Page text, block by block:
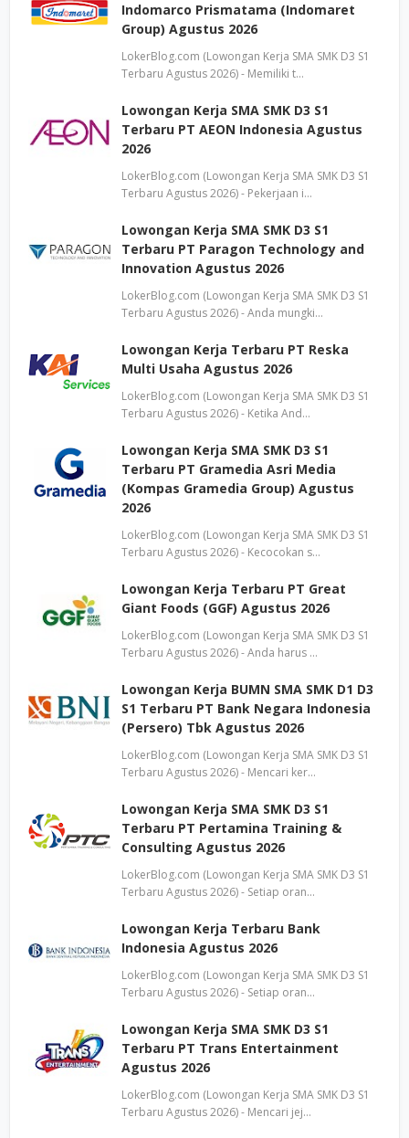
Indomarco Prismatama (Indomaret
Group) Agustus 2026
LokerBlog.com (Lowongan Kerja SMA SMK D3 S1
Terbaru Agustus 2026) - Memiliki t…
Lowongan Kerja SMA SMK D3 S1
Terbaru PT AEON Indonesia Agustus
2026
LokerBlog.com (Lowongan Kerja SMA SMK D3 S1
Terbaru Agustus 2026) - Pekerjaan i…
Lowongan Kerja SMA SMK D3 S1
Terbaru PT Paragon Technology and
Innovation Agustus 2026
LokerBlog.com (Lowongan Kerja SMA SMK D3 S1
Terbaru Agustus 2026) - Anda mungki…
Lowongan Kerja Terbaru PT Reska
Multi Usaha Agustus 2026
LokerBlog.com (Lowongan Kerja SMA SMK D3 S1
Terbaru Agustus 2026) - Ketika And…
Lowongan Kerja SMA SMK D3 S1
Terbaru PT Gramedia Asri Media
(Kompas Gramedia Group) Agustus
2026
LokerBlog.com (Lowongan Kerja SMA SMK D3 S1
Terbaru Agustus 2026) - Kecocokan s…
Lowongan Kerja Terbaru PT Great
Giant Foods (GGF) Agustus 2026
LokerBlog.com (Lowongan Kerja SMA SMK D3 S1
Terbaru Agustus 2026) - Anda harus …
Lowongan Kerja BUMN SMA SMK D1 D3
S1 Terbaru PT Bank Negara Indonesia
(Persero) Tbk Agustus 2026
LokerBlog.com (Lowongan Kerja SMA SMK D3 S1
Terbaru Agustus 2026) - Mencari ker…
Lowongan Kerja SMA SMK D3 S1
Terbaru PT Pertamina Training &
Consulting Agustus 2026
LokerBlog.com (Lowongan Kerja SMA SMK D3 S1
Terbaru Agustus 2026) - Setiap oran…
Lowongan Kerja Terbaru Bank
Indonesia Agustus 2026
LokerBlog.com (Lowongan Kerja SMA SMK D3 S1
Terbaru Agustus 2026) - Setiap oran…
Lowongan Kerja SMA SMK D3 S1
Terbaru PT Trans Entertainment
Agustus 2026
LokerBlog.com (Lowongan Kerja SMA SMK D3 S1
Terbaru Agustus 2026) - Mencari jej…